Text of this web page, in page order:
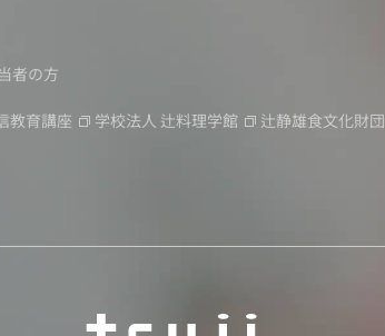
者の方
教育講座 学校法人 辻料理学館 辻静雄食文化財団